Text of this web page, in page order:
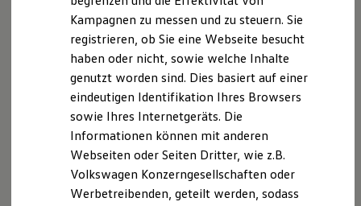
Hybridautos
Marke und Erlebnis
Volkswagen R und R Experience
R-Modelle
R Experience
Driving Experience
Volkswagen entdecken
Werkbesichtigung
Lifestyle Shop
T-Roc Kollektion
Golf Kollektion
ID. Kollektion
Volkswagen Kollektion
Folgenden informieren wir Sie über die Verarbeitung
Ihrer personenbezogenen Daten durch uns im
Zusammenhang mit Ihrem Besuch unserer Webseite.
B. Verarbeitung Ihrer personenbezogenen Daten
Unsere Webseite bietet Ihnen verschiedene
Angebote, die wir Ihnen in Bezug auf dabei durch uns
verarbeitete personenbezogene Daten im Folgenden
näher erläutern möchten. Bei der Datenverarbeitung
im Zusammenhang mit unserer Webseite unterstützt
Kampagnen zu messen und zu steuern. Sie
registrieren, ob Sie eine Webseite besucht
haben oder nicht, sowie welche Inhalte
genutzt worden sind. Dies basiert auf einer
eindeutigen Identifikation Ihres Browsers
sowie Ihres Internetgeräts. Die
Informationen können mit anderen
Webseiten oder Seiten Dritter, wie z.B.
Volkswagen Konzerngesellschaften oder
Werbetreibenden, geteilt werden, sodass